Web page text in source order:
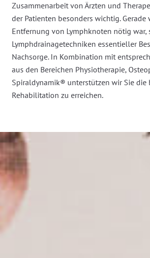
Zusammenarbeit von Ärzten und
der Patienten besonders wichtig. Gerade
Entfernung von Lymphknoten nötig war,
Lymphdrainagetechniken essentieller
Nachsorge. In Kombination mit
aus den Bereichen Physiotherapie,
Spiraldynamik® unterstützen wir Sie die
Rehabilitation zu erreichen.